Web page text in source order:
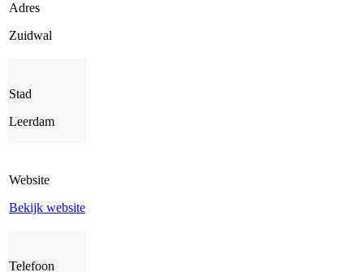
Adres
Zuidwal
Stad
Leerdam
Website
Bekijk website
Telefoon